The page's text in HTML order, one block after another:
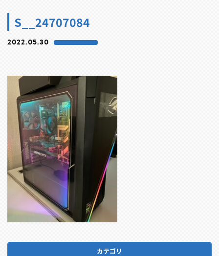
S__24707084
2022.05.30
カテゴリ